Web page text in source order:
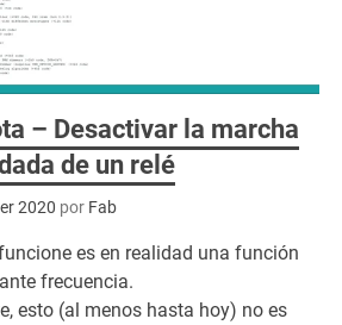
– Desactivar la marcha
de un relé
2020 por Fab
es en realidad una función
frecuencia.
esto (al menos hasta hoy) no es